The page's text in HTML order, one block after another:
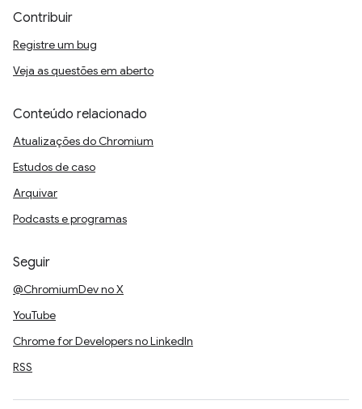
Contribuir
Registre um bug
Veja as questões em aberto
Conteúdo relacionado
Atualizações do Chromium
Estudos de caso
Arquivar
Podcasts e programas
Seguir
@ChromiumDev no X
YouTube
Chrome for Developers no LinkedIn
RSS